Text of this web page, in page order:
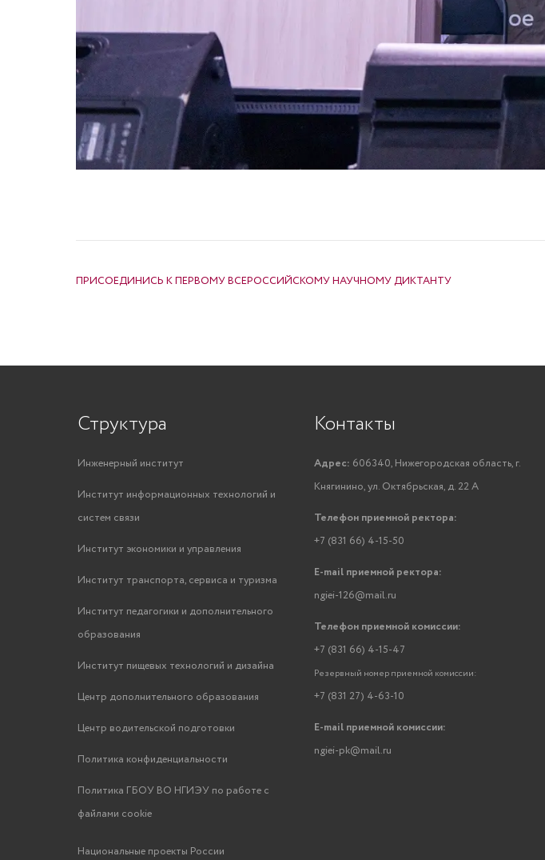
ПРИСОЕДИНИСЬ К ПЕРВОМУ ВСЕРОССИЙСКОМУ НАУЧНОМУ ДИКТАНТУ
Структура
Инженерный институт
Институт информационных технологий и
систем связи
Институт экономики и управления
Институт транспорта, сервиса и туризма
Институт педагогики и дополнительного
образования
Институт пищевых технологий и дизайна
Центр дополнительного образования
Центр водительской подготовки
Политика конфиденциальности
Политика ГБОУ ВО НГИЭУ по работе с
файлами cookie
Национальные проекты России
Контакты
Адрес: 606340, Нижегородская область, г.
Княгинино, ул. Октябрьская, д. 22 А
Телефон приемной ректора:
+7 (831 66) 4-15-50
E-mail приемной ректора:
ngiei-126@mail.ru
Телефон приемной комиссии:
+7 (831 66) 4-15-47
Резервный номер приемной комиссии:
+7 (831 27) 4-63-10
E-mail приемной комиссии:
ngiei-pk@mail.ru